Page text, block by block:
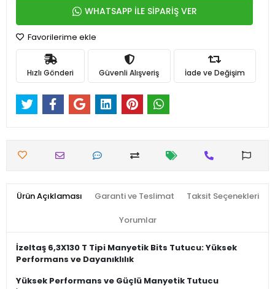
WHATSAPP İLE SİPARİŞ VER
Favorilerime ekle
Hızlı Gönderi Güvenli Alışveriş İade ve Değişim
Ürün Açıklaması Garanti ve Teslimat Taksit Seçenekleri
Yorumlar
İzeltaş 6,3X130 T Tipi Manyetik Bits Tutucu: Yüksek
Performans ve Dayanıklılık
Yüksek Performans ve Güçlü Manyetik Tutucu